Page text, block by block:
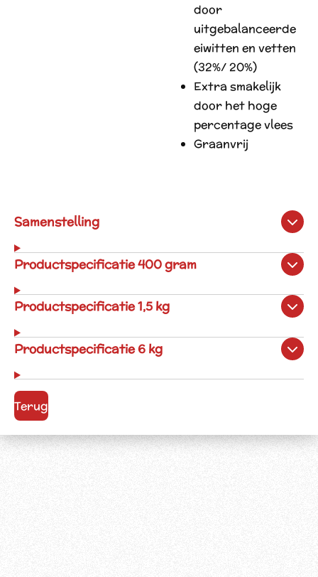
door
uitgebalanceerde
eiwitten en vetten
(32%/ 20%)
Extra smakelijk
door het hoge
percentage vlees
Graanvrij
Samenstelling
Productspecificatie 400 gram
Productspecificatie 1,5 kg
Productspecificatie 6 kg
Terug